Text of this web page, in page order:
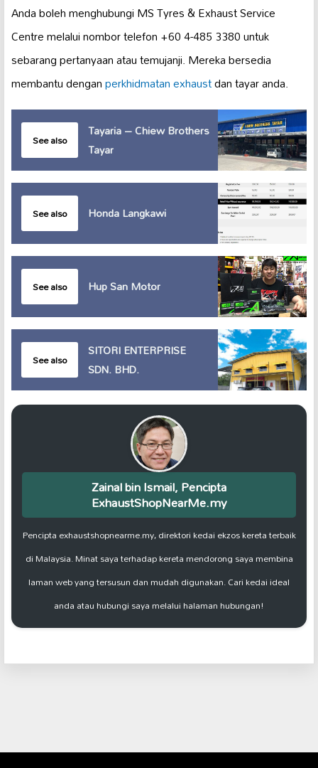
Anda boleh menghubungi MS Tyres & Exhaust Service
Centre melalui nombor telefon +60 4-485 3380 untuk
sebarang pertanyaan atau temujanji. Mereka bersedia
membantu denganperkhidmatan exhaustdan tayar anda.
See also
Tayaria – Chiew Brothers
Tayar
See also Honda Langkawi
See also Hup San Motor
See also
SITORI ENTERPRISE
SDN. BHD.
Zainal bin Ismail, Pencipta
ExhaustShopNearMe.my
Pencipta exhaustshopnearme.my, direktori kedai ekzos kereta terbaik
di Malaysia. Minat saya terhadap kereta mendorong saya membina
laman web yang tersusun dan mudah digunakan. Cari kedai ideal
anda atau hubungi saya melalui halaman hubungan!